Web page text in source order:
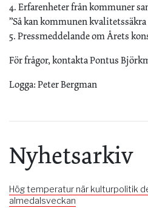
4. Erfarenheter från kommuner
”Så kan kommunen
5. Pressmeddelande om Årets
För frågor, kontakta Pontus
Logga: Peter Bergman
Nyhetsarkiv
Hög temperatur när kulturpolitik
almedalsveckan